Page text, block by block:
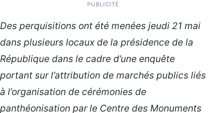
PUBLICITÉ
Des perquisitions ont été menées jeudi 21 mai
dans plusieurs locaux de la présidence de la
République dans le cadre d’une enquête
portant sur l’attribution de marchés publics liés
à l’organisation de cérémonies de
panthéonisation par le Centre des Monuments